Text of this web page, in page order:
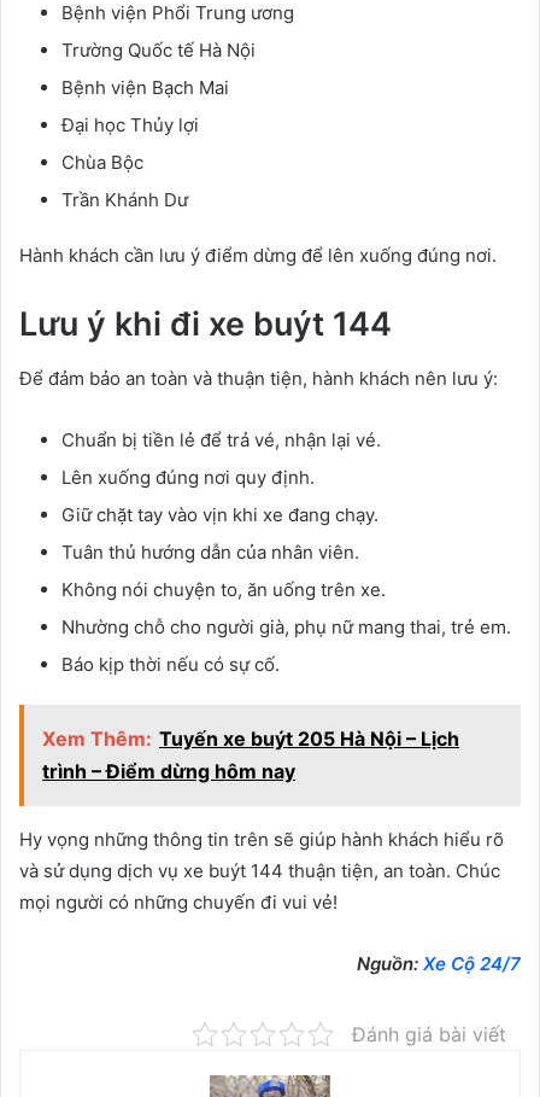
Bệnh viện Phổi Trung ương
Trường Quốc tế Hà Nội
Bệnh viện Bạch Mai
Đại học Thủy lợi
Chùa Bộc
Trần Khánh Dư
Hành khách cần lưu ý điểm dừng để lên xuống đúng nơi.
Lưu ý khi đi xe buýt 144
Để đảm bảo an toàn và thuận tiện, hành khách nên lưu ý:
Chuẩn bị tiền lẻ để trả vé, nhận lại vé.
Lên xuống đúng nơi quy định.
Giữ chặt tay vào vịn khi xe đang chạy.
Tuân thủ hướng dẫn của nhân viên.
Không nói chuyện to, ăn uống trên xe.
Nhường chỗ cho người già, phụ nữ mang thai, trẻ em.
Báo kịp thời nếu có sự cố.
Xem Thêm: Tuyến xe buýt 205 Hà Nội – Lịch
trình – Điểm dừng hôm nay
Hy vọng những thông tin trên sẽ giúp hành khách hiểu rõ
và sử dụng dịch vụ xe buýt 144 thuận tiện, an toàn. Chúc
mọi người có những chuyến đi vui vẻ!
Nguồn: Xe Cộ 24/7
Đánh giá bài viết